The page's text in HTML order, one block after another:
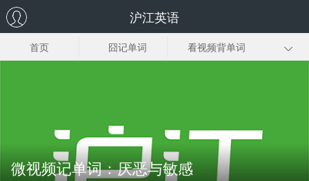
沪江英语
首页 囧记单词 看视频背单词
微视频记单词：厌恶与敏感